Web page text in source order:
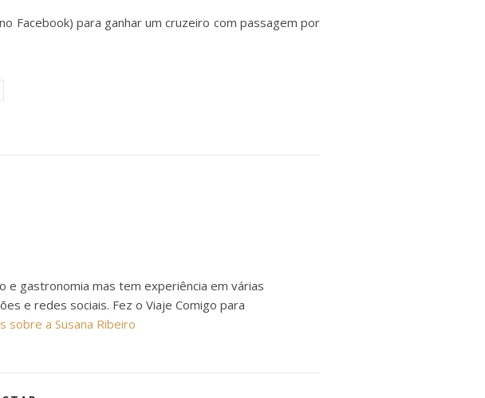
Facebook) para ganhar um cruzeiro com passagem por
e gastronomia mas tem experiência em várias
e redes sociais. Fez o Viaje Comigo para
sobre a Susana Ribeiro